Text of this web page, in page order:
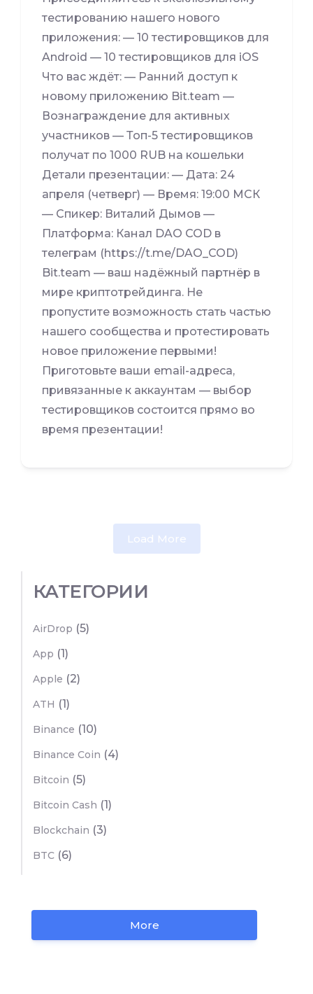
тестированию нашего нового
приложения: — 10 тестировщиков для
Android — 10 тестировщиков для iOS
Что вас ждёт: — Ранний доступ к
новому приложению Bit.team —
Вознаграждение для активных
участников — Топ-5 тестировщиков
получат по 1000 RUB на кошельки
Детали презентации: — Дата: 24
апреля (четверг) — Время: 19:00 МСК
— Спикер: Виталий Дымов —
Платформа: Канал DAO COD в
телеграм (https://t.me/DAO_COD)
Bit.team — ваш надёжный партнёр в
мире криптотрейдинга. Не
пропустите возможность стать частью
нашего сообщества и протестировать
новое приложение первыми!
Приготовьте ваши email-адреса,
привязанные к аккаунтам — выбор
тестировщиков состоится прямо во
время презентации!
Load More
КАТЕГОРИИ
AirDrop (5)
App (1)
Apple (2)
ATH (1)
Binance (10)
Binance Coin (4)
Bitcoin (5)
Bitcoin Cash (1)
Blockchain (3)
BTC (6)
More